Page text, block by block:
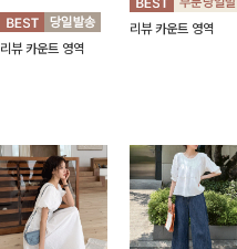
한 디자인으로 다양한
하의와 손쉽게 매치되
어 데일리하게 활용하
리뷰 카운트 영역
라인에 슬림하게 떨어
지는 핏 더해져 단독
리뷰 카운트 영역